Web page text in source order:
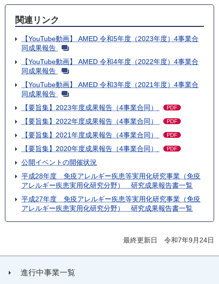
関連リンク
【YouTube動画】 AMED 令和5年度（2023年度）4事業合
同成果報告
【YouTube動画】 AMED 令和4年度（2022年度）4事業合
同成果報告
【YouTube動画】 AMED 令和3年度（2021年度）4事業合
同成果報告
【要旨集】2023年度成果報告（4事業合同）
PDF
【要旨集】2022年度成果報告（4事業合同） PDF
【要旨集】2021年度成果報告（4事業合同） PDF
【要旨集】2020年度成果報告（4事業合同） PDF
公開イベントの開催状況
平成28年度 免疫アレルギー疾患等実用化研究事業（免疫
アレルギー疾患実用化研究分野） 研究成果報告書一覧
平成27年度 免疫アレルギー疾患等実用化研究事業（免疫
アレルギー疾患実用化研究分野） 研究成果報告書一覧
最終更新日 令和7年9月24日
進行中事業一覧